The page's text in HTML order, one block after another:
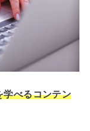
学べるコンテン